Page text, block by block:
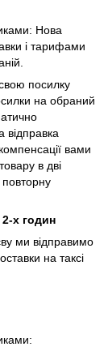
Нова
і тарифами
посилку
на обраний
відправка
вами
в дві
2-х годин
ми відправимо
на таксі